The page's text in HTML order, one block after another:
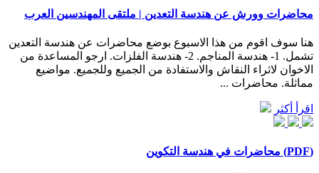
محاضرات وورش عن هندسة التعدين | ملتقى المهندسين العرب
هنا سوف اقوم من هذا الاسبوع بوضع محاضرات عن هندسة التعدين
تشمل. 1- هندسة المناجم. 2- هندسة الفلزات. ارجو المساعدة من
الاخوان لاثراء النقاش والاستفادة من الجميع وللجميع. مواضيع
مماثلة. محاضرات ...
اقرأ أكثر
(PDF) ‫محاضرات في هندسة التكوين